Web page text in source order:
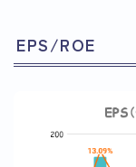
EPS/ROE